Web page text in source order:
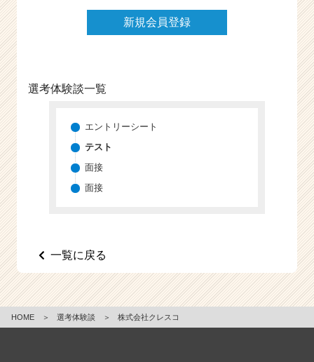
が
届
く
チ
r
r
新規会員登録
選考体験談一覧
エントリーシート
テスト
面接
面接
一覧に戻る
HOME ＞ 選考体験談 ＞ 株式会社クレスコ